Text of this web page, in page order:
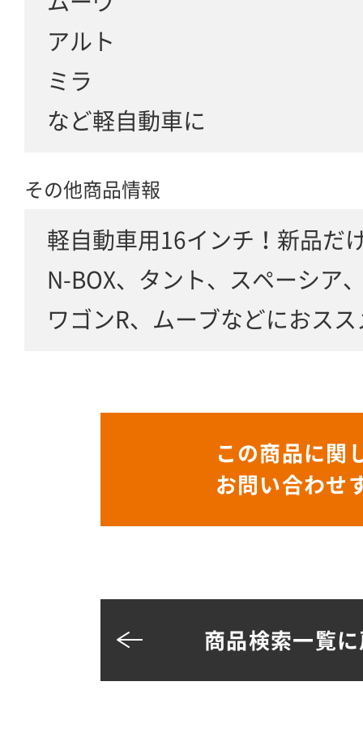
アルト
ミラ
など軽自動車に
その他商品情報
軽自動車用16インチ！新品だ
N-BOX、タント、スペーシア
ワゴンR、ムーブなどにおス
この商品に関
お問い合わせ
商品検索一覧